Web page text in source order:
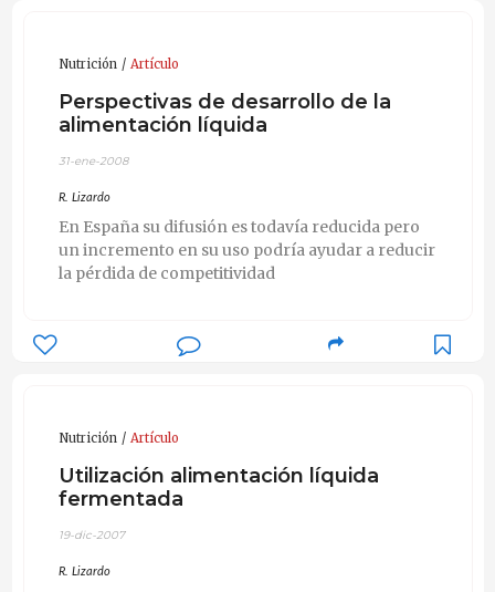
Nutrición Artículo
Perspectivas de desarrollo de la
alimentación líquida
31-ene-2008
R. Lizardo
En España su difusión es todavía reducida pero
un incremento en su uso podría ayudar a reducir
la pérdida de competitividad
Nutrición Artículo
Utilización alimentación líquida
fermentada
19-dic-2007
R. Lizardo